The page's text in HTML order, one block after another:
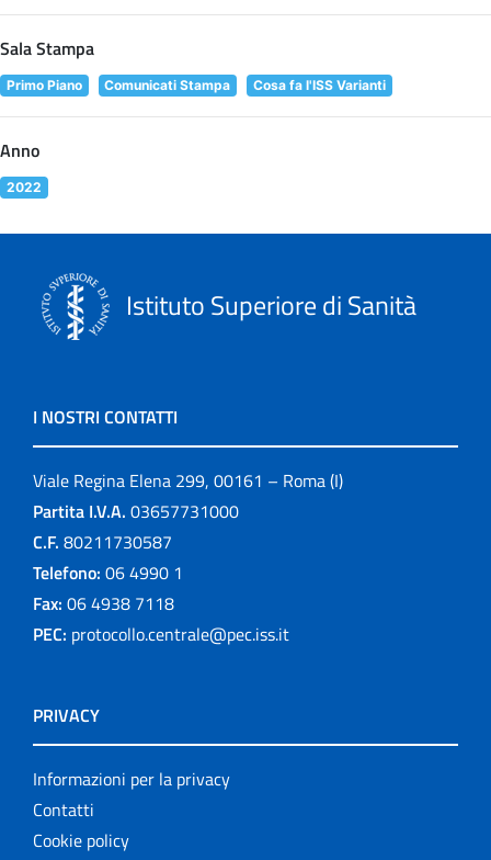
Sala Stampa
Primo Piano Comunicati Stampa Cosa fa l'ISS Varianti
Anno
2022
Istituto Superiore di Sanità
I NOSTRI CONTATTI
Viale Regina Elena 299, 00161 – Roma (I)
Partita I.V.A. 03657731000
C.F. 80211730587
Telefono: 06 4990 1
Fax: 06 4938 7118
PEC: protocollo.centrale@pec.iss.it
PRIVACY
Informazioni per la privacy
Contatti
Cookie policy